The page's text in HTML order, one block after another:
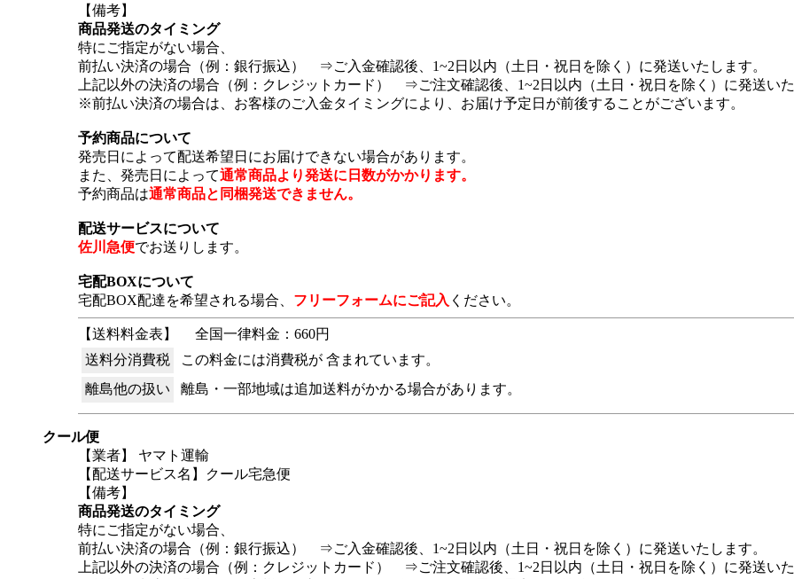
【備考】
商品発送のタイミング
特にご指定がない場合、
前払い決済の場合（例：銀行振込） ⇒ご入金確認後、1~2日以内（土日・祝日を除く）に発送いたします。
上記以外の決済の場合（例：クレジットカード） ⇒ご注文確認後、1~2日以内（土日・祝日を除く）に発送いた
※前払い決済の場合は、お客様のご入金タイミングにより、お届け予定日が前後することがございます。
予約商品について
発売日によって配送希望日にお届けできない場合があります。
また、発売日によって通常商品より発送に日数がかかります。
予約商品は通常商品と同梱発送できません。
配送サービスについて
佐川急便でお送りします。
宅配BOXについて
宅配BOX配達を希望される場合、 フリーフォームにご記入 ください。
【送料料金表】
全国一律料金：660円
送料分消費税
この料金には消費税が 含まれています。
離島他の扱い
離島・一部地域は追加送料がかかる場合があります。
クール便
【業者】 ヤマト運輸
【配送サービス名】クール宅急便
【備考】
商品発送のタイミング
特にご指定がない場合、
前払い決済の場合（例：銀行振込） ⇒ご入金確認後、1~2日以内（土日・祝日を除く）に発送いたします。
上記以外の決済の場合（例：クレジットカード） ⇒ご注文確認後、1~2日以内（土日・祝日を除く）に発送いた